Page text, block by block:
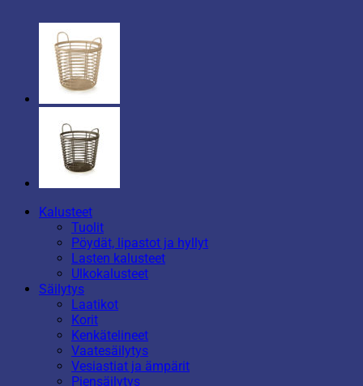
Kalusteet
Tuolit
Pöydät, lipastot ja hyllyt
Lasten kalusteet
Ulkokalusteet
Säilytys
Laatikot
Korit
Kenkätelineet
Vaatesäilytys
Vesiastiat ja ämpärit
Piensäilytys